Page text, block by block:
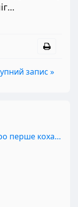
запис »
Вітька + Галя, або Повість про перше кохання